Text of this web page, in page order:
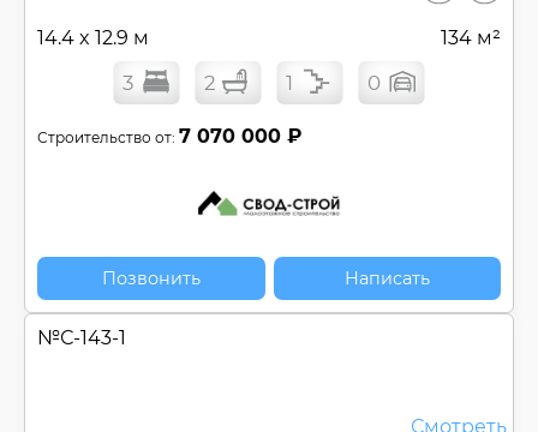
14.4 x 12.9 м 134 м²
3 2 1 0
Строительство от: 7 070 000 ₽
Позвонить Написать
№С-143-1
Смотреть